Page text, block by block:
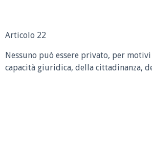
Articolo 22
Nessuno può essere privato, per
capacità giuridica, della cittadinanza,